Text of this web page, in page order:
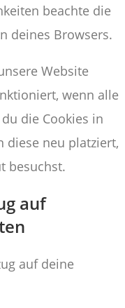
beachte die
deines Browsers.
Website
wenn alle
die Cookies in
diese neu platziert,
besuchst.
auf
auf deine